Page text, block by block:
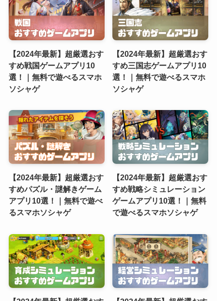
【2024年最新】超厳選おす
すめ戦国ゲームアプリ10
選！｜無料で遊べるスマホ
ソシャゲ
【2024年最新】超厳選おす
すめ三国志ゲームアプリ10
選！｜無料で遊べるスマホ
ソシャゲ
【2024年最新】超厳選おす
すめパズル・謎解きゲーム
アプリ10選！｜無料で遊べ
るスマホソシャゲ
【2024年最新】超厳選おす
すめ戦略シミュレーション
ゲームアプリ10選！｜無料
で遊べるスマホソシャゲ